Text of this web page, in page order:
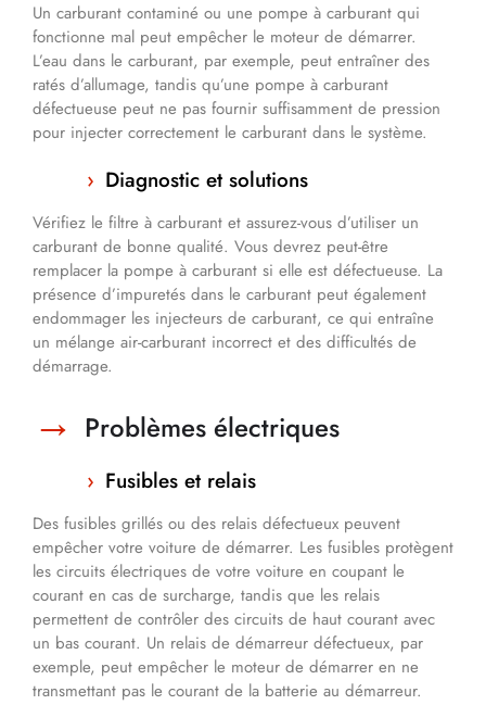
Un carburant contaminé ou une pompe à carburant qui
fonctionne mal peut empêcher le moteur de démarrer.
L’eau dans le carburant, par exemple, peut entraîner des
ratés d’allumage, tandis qu’une pompe à carburant
défectueuse peut ne pas fournir suffisamment de pression
pour injecter correctement le carburant dans le système.
Diagnostic et solutions
Vérifiez le filtre à carburant et assurez-vous d’utiliser un
carburant de bonne qualité. Vous devrez peut-être
remplacer la pompe à carburant si elle est défectueuse. La
présence d’impuretés dans le carburant peut également
endommager les injecteurs de carburant, ce qui entraîne
un mélange air-carburant incorrect et des difficultés de
démarrage.
Problèmes électriques
Fusibles et relais
Des fusibles grillés ou des relais défectueux peuvent
empêcher votre voiture de démarrer. Les fusibles protègent
les circuits électriques de votre voiture en coupant le
courant en cas de surcharge, tandis que les relais
permettent de contrôler des circuits de haut courant avec
un bas courant. Un relais de démarreur défectueux, par
exemple, peut empêcher le moteur de démarrer en ne
transmettant pas le courant de la batterie au démarreur.